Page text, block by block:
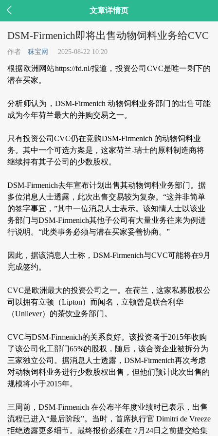
 文章详情页
DSM-Firmenich即将出售动物饲料业务给CVC
作者 秣宝网 2025-08-22 10:20
根据欧洲网站https://fd.nl/报道，投资公司CVC是唯一剩下的
潜在买家。
分析师认为，DSM-Firmenich 动物饲料业务部门的出售可能
成为今年荷兰最大的并购交易之一。
只有投资公司CVC仍在竞购DSM-Firmenich 的动物饲料业
务。其中一个可选方案是，这家荷兰-瑞士的原料制造商将
继续持有其子公司的少数股权。
DSM-Firmenich去年宣布计划出售其动物饲料业务部门。据
多位消息人士透露，此次出售交易较为复杂。“这并非简单
的签字事宜，”其中一位消息人士表示。该知情人士以该业
务部门与DSM-Firmenich其他子公司有大量业务往来为例进
行说明。“此类事务必须与潜在买家妥善协商。”
因此，据该消息人士称，DSM-Firmenich与CVC可能将在9月
完成签约。
CVC是欧洲最大的投资公司之一。在荷兰，这家私募股权公
司以拥有立顿（Lipton）而闻名，立顿曾是联合利华
（Unilever）的茶饮业务部门。
CVC与DSM-Firmenich的关系良好。该投资者于2015年收购
了该公司化工部门65%的股权，随后，该合资企业被拆分为
三家独立公司。据消息人士透露，DSM-Firmenich再次考虑
对动物饲料业务进行少数股权出售，但他们预计此次出售的
规模将小于2015年。
三周前，DSM-Firmenich 在公布半年度业绩时已表示，出售
流程已进入“最后阶段”。当时，首席执行官 Dimitri de Vreeze
拒绝透露更多细节。最终报价必须在 7月24日之前提交给集